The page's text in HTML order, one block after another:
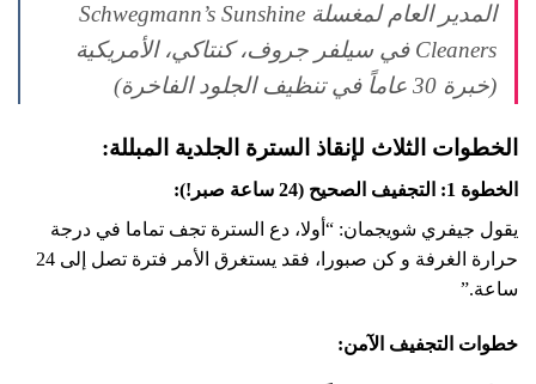
المدير العام لمغسلة Schwegmann’s Sunshine
Cleaners في سيلفر جروف، كنتاكي، الأمريكية
(خبرة 30 عاماً في تنظيف الجلود الفاخرة)
الخطوات الثلاث لإنقاذ السترة الجلدية المبللة:
الخطوة 1: التجفيف الصحيح (24 ساعة صبر!):
يقول جيفري شويجمان: “أولا، دع السترة تجف تماما في درجة
حرارة الغرفة و كن صبورا، فقد يستغرق الأمر فترة تصل إلى 24
ساعة.”
خطوات التجفيف الآمن: